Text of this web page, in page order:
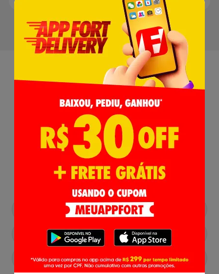
Receba nossasNovidades
Lançamentos e Promoções!